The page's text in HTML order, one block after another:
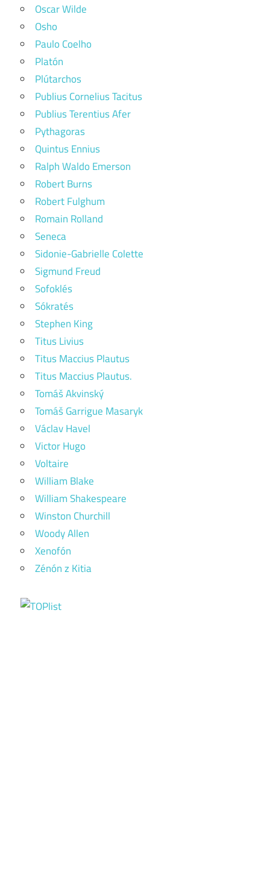
Oscar Wilde
Osho
Paulo Coelho
Platón
Plútarchos
Publius Cornelius Tacitus
Publius Terentius Afer
Pythagoras
Quintus Ennius
Ralph Waldo Emerson
Robert Burns
Robert Fulghum
Romain Rolland
Seneca
Sidonie-Gabrielle Colette
Sigmund Freud
Sofoklés
Sókratés
Stephen King
Titus Livius
Titus Maccius Plautus
Titus Maccius Plautus.
Tomáš Akvinský
Tomáš Garrigue Masaryk
Václav Havel
Victor Hugo
Voltaire
William Blake
William Shakespeare
Winston Churchill
Woody Allen
Xenofón
Zénón z Kitia